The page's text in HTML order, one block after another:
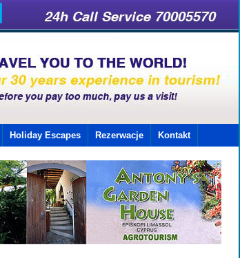
Holiday Escapes Rezerwacje Kontakt